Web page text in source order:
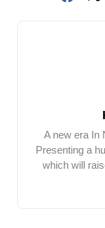
A new era In
Presenting a
which will